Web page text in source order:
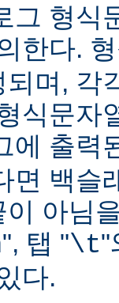
그 형식
한다.
며, 각
식문자
에 출력
면 백슬
아님
", 탭 "\t"
다.